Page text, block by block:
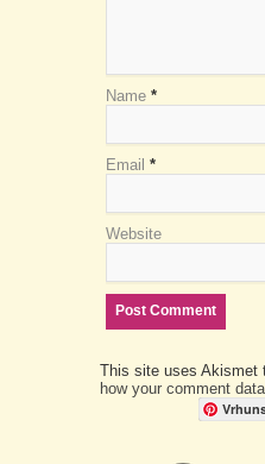
Name *
Email *
Website
This site uses Akismet
how your comment